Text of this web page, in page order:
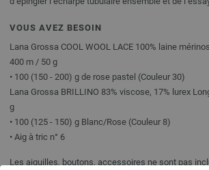
VOUS AVEZ BESOIN
Lana Grossa COOL WOOL LACE 100% laine
400 m / 50 g
• 100 (150 - 200) g de rose pastel (Couleur 30)
Lana Grossa BRILLINO 83% viscose, 17% lurex
g
• 100 (125 - 150) g Blanc/Rose (Couleur 8)
• Aig à tric n° 6
Les aiguilles, boutons, accessoires ne sont pas